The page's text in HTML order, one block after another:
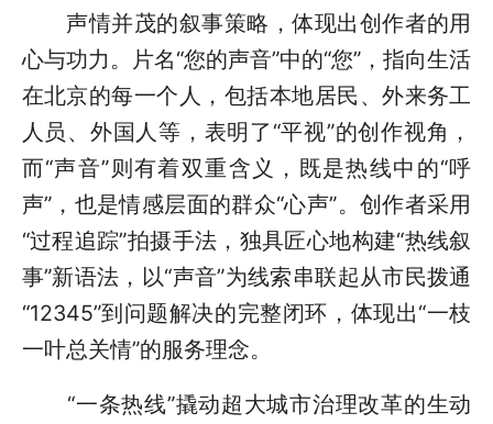
声情并茂的叙事策略，体现出创作者的用
心与功力。片名“您的声音”中的“您”，指向生活
在北京的每一个人，包括本地居民、外来务工
人员、外国人等，表明了“平视”的创作视角，
而“声音”则有着双重含义，既是热线中的“呼
声”，也是情感层面的群众“心声”。创作者采用
“过程追踪”拍摄手法，独具匠心地构建“热线叙
事”新语法，以“声音”为线索串联起从市民拨通
“12345”到问题解决的完整闭环，体现出“一枝
一叶总关情”的服务理念。
“一条热线”撬动超大城市治理改革的生动